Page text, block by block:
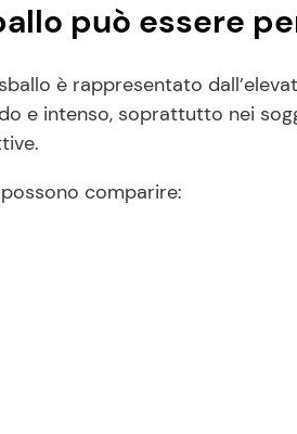
può essere
è rappresentato
e intenso, soprattutto nei
comparire: